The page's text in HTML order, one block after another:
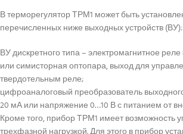
В терморегулятор ТРМ1 может быть
перечисленных ниже выходных устройств (ВУ):
ВУ дискретного типа – электромагнитное
или симисторная оптопара, выход для
твердотельным реле;
цифроаналоговый преобразователь
20 мА или напряжение 0…10 В с питанием от
Кроме того, прибор ТРМ1 имеет возможность